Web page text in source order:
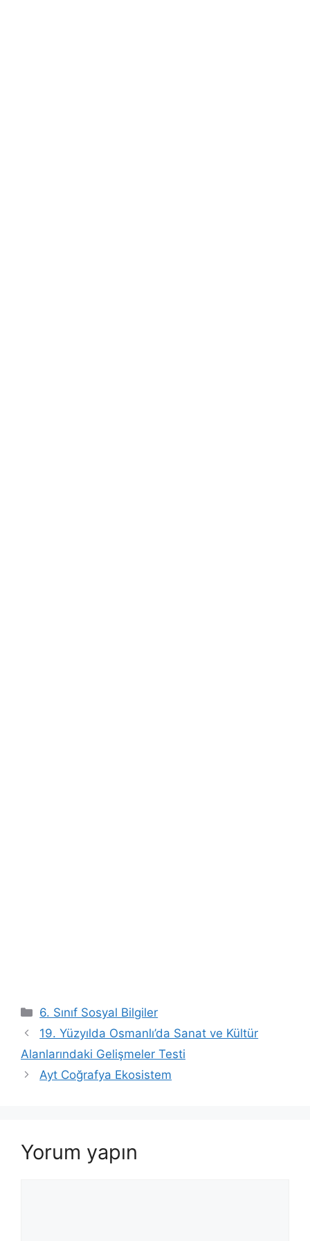
Kategoriler
6. Sınıf Sosyal Bilgiler
19. Yüzyılda Osmanlı’da Sanat ve Kültür
Alanlarındaki Gelişmeler Testi
Ayt Coğrafya Ekosistem
Yorum yapın